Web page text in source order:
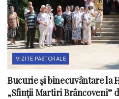
VIZITE PASTORALE
Bucurie și binecuvântare la
„Sfinții Martiri Brâncoveni”